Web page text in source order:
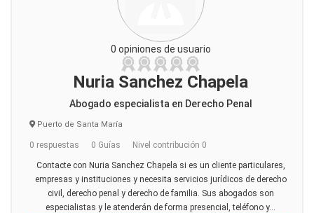
0 opiniones de usuario
Nuria Sanchez Chapela
Abogado especialista en Derecho Penal
Puerto de Santa María
0 respuestas 0 Guías Nivel contribución 0
Contacte con Nuria Sanchez Chapela si es un cliente particulares,
empresas y instituciones y necesita servicios jurídicos de derecho
civil, derecho penal y derecho de familia. Sus abogados son
especialistas y le atenderán de forma presencial, teléfono y...